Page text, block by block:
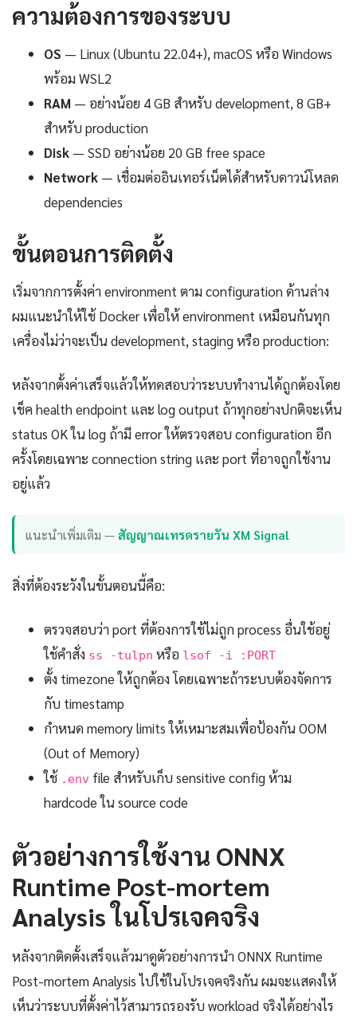
ความต้องการของระบบ
OS — Linux (Ubuntu 22.04+), macOS หรือ Windows
พร้อม WSL2
RAM — อย่างน้อย 4 GB สำหรับ development, 8 GB+
สำหรับ production
Disk — SSD อย่างน้อย 20 GB free space
Network — เชื่อมต่ออินเทอร์เน็ตได้สำหรับดาวน์โหลด
dependencies
ขั้นตอนการติดตั้ง
เริ่มจากการตั้งค่า environment ตาม configuration ด้านล่าง
ผมแนะนำให้ใช้ Docker เพื่อให้ environment เหมือนกันทุก
เครื่องไม่ว่าจะเป็น development, staging หรือ production:
หลังจากตั้งค่าเสร็จแล้วให้ทดสอบว่าระบบทำงานได้ถูกต้องโดย
เช็ค health endpoint และ log output ถ้าทุกอย่างปกติจะเห็น
status OK ใน log ถ้ามี error ให้ตรวจสอบ configuration อีก
ครั้งโดยเฉพาะ connection string และ port ที่อาจถูกใช้งาน
อยู่แล้ว
แนะนำเพิ่มเติม —สัญญาณเทรดรายวัน XM Signal
สิ่งที่ต้องระวังในขั้นตอนนี้คือ:
ตรวจสอบว่า port ที่ต้องการใช้ไม่ถูก process อื่นใช้อยู่
ใช้คำสั่ง ss -tulpn หรือ lsof -i :PORT
ตั้ง timezone ให้ถูกต้อง โดยเฉพาะถ้าระบบต้องจัดการ
กับ timestamp
กำหนด memory limits ให้เหมาะสมเพื่อป้องกัน OOM
(Out of Memory)
ใช้ .env file สำหรับเก็บ sensitive config ห้าม
hardcode ใน source code
ตัวอย่างการใช้งาน ONNX
Runtime Post-mortem
Analysis ในโปรเจคจริง
หลังจากติดตั้งเสร็จแล้วมาดูตัวอย่างการนำ ONNX Runtime
Post-mortem Analysis ไปใช้ในโปรเจคจริงกัน ผมจะแสดงให้
เห็นว่าระบบที่ตั้งค่าไว้สามารถรองรับ workload จริงได้อย่างไร